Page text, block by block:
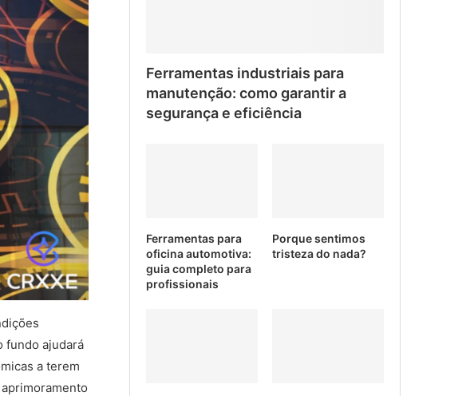
fundo ajudará
a terem
Ferramentas industriais para
manutenção: como garantir a
segurança e eficiência
Ferramentas para
oficina automotiva:
guia completo para
profissionais
Porque sentimos
tristeza do nada?